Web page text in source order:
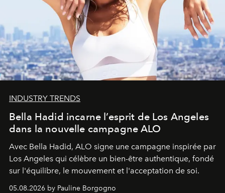
INDUSTRY TRENDS
Bella Hadid incarne l’esprit de Los Angeles
dans la nouvelle campagne ALO
Avec Bella Hadid, ALO signe une campagne inspirée par
Los Angeles qui célèbre un bien-être authentique, fondé
sur l'équilibre, le mouvement et l'acceptation de soi.
05.08.2026 by Pauline Borgogno